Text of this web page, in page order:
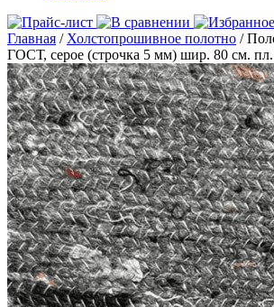
Главная / Холстопрошивное полотно /
ГОСТ, серое (строчка 5 мм) шир. 80 см. пл.